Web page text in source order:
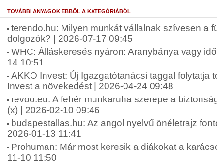
TOVÁBBI ANYAGOK EBBŐL A KATEGÓRIÁBÓL
terendo.hu: Milyen munkát vállalnak szívesen a
dolgozók? | 2026-07-17 09:45
WHC: Álláskeresés nyáron: Aranybánya vagy
14 10:51
AKKO Invest: Új Igazgatótanácsi taggal folytatja
Invest a növekedést | 2026-04-24 09:48
revoo.eu: A fehér munkaruha szerepe a
(x) | 2026-02-10 09:46
budapestallas.hu: Az angol nyelvű önéletrajz
2026-01-13 11:41
Prohuman: Már most keresik a diákokat a
11-10 11:50